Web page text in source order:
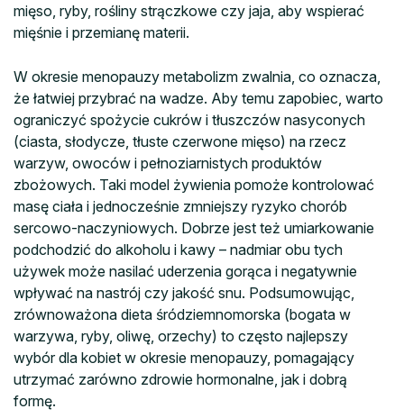
mięso, ryby, rośliny strączkowe czy jaja, aby wspierać
mięśnie i przemianę materii.
W okresie menopauzy metabolizm zwalnia, co oznacza,
że łatwiej przybrać na wadze. Aby temu zapobiec, warto
ograniczyć spożycie cukrów i tłuszczów nasyconych
(ciasta, słodycze, tłuste czerwone mięso) na rzecz
warzyw, owoców i pełnoziarnistych produktów
zbożowych. Taki model żywienia pomoże kontrolować
masę ciała i jednocześnie zmniejszy ryzyko chorób
sercowo-naczyniowych. Dobrze jest też umiarkowanie
podchodzić do alkoholu i kawy – nadmiar obu tych
używek może nasilać uderzenia gorąca i negatywnie
wpływać na nastrój czy jakość snu. Podsumowując,
zrównoważona dieta śródziemnomorska (bogata w
warzywa, ryby, oliwę, orzechy) to często najlepszy
wybór dla kobiet w okresie menopauzy, pomagający
utrzymać zarówno zdrowie hormonalne, jak i dobrą
formę.